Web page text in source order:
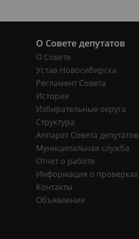
О Совете депутатов
О Совете
Устав Новосибирска
Регламент Совета
История
Избирательные округа
Структура
Аппарат Совета депутатов
Муниципальная служба
Отчет о работе
Информация о проверках
Контакты
Объявления